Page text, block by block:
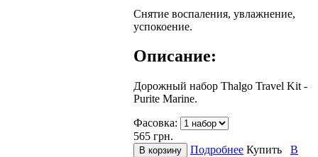
Снятие воспаления, увлажнение,
успокоение.
Описание:
Дорожный набор Thalgo Travel Kit -
Purite Marine.
Фасовка:
565 грн.
Подробнее Купить
В